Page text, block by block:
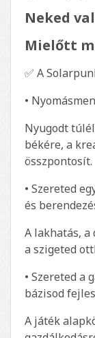
Neked
Mielőtt
✅ A
•
Nyugodt
békére, a
összpontosít.
• Szereted
és
A lakhatás, a
a szigeted
• Szereted a
bázisod
A játék